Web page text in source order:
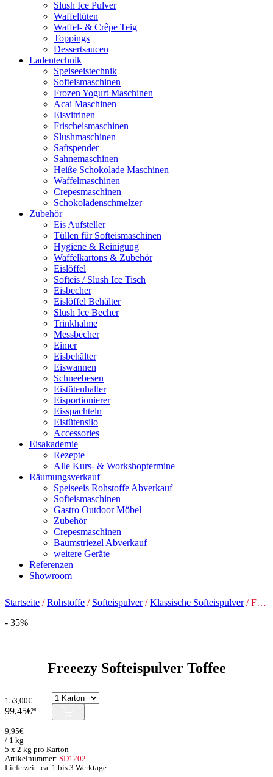
Slush Ice Pulver
Waffeltüten
Waffel- & Crêpe Teig
Toppings
Dessertsaucen
Ladentechnik
Speiseeistechnik
Softeismaschinen
Frozen Yogurt Maschinen
Acai Maschinen
Eisvitrinen
Frischeismaschinen
Slushmaschinen
Saftspender
Sahnemaschinen
Heiße Schokolade Maschinen
Waffelmaschinen
Crepesmaschinen
Schokoladenschmelzer
Zubehör
Eis Aufsteller
Tüllen für Softeismaschinen
Hygiene & Reinigung
Waffelkartons & Zubehör
Eislöffel
Softeis / Slush Ice Tisch
Eisbecher
Eislöffel Behälter
Slush Ice Becher
Trinkhalme
Messbecher
Eimer
Eisbehälter
Eiswannen
Schneebesen
Eistütenhalter
Eisportionierer
Eisspachteln
Eistütensilo
Accessories
Eisakademie
Rezepte
Alle Kurs- & Workshoptermine
Räumungsverkauf
Speiseeis Rohstoffe Abverkauf
Softeismaschinen
Gastro Outdoor Möbel
Zubehör
Crepesmaschinen
Baumstriezel Abverkauf
weitere Geräte
Referenzen
Showroom
Startseite /Rohstoffe / Softeispulver/Klassische Softeispulver/ Freeezy Softeispulver Toffee
- 35%
Freeezy Softeispulver Toffee
153,00€
Ursprünglicher
war:
153,00€
99,45€
Preis
5 x 2 kg pro Karton
Artikelnummer: SD1202
9,95€
/ 1 kg
Lieferzeit: ca. 1 bis 3 Werktage